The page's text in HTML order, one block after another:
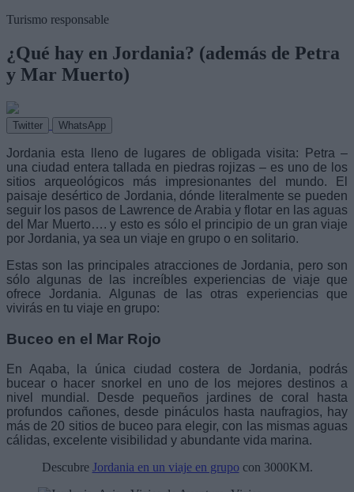
Turismo responsable
¿Qué hay en Jordania? (además de Petra
y Mar Muerto)
Twitter WhatsApp
Jordania esta lleno de lugares de obligada visita: Petra –
una ciudad entera tallada en piedras rojizas – es uno de los
sitios arqueológicos más impresionantes del mundo.
El
paisaje desértico de Jordania, dónde literalmente se pueden
seguir los pasos de Lawrence de Arabia y flotar en las aguas
del Mar Muerto…. y esto es sólo el principio de un gran viaje
por Jordania, ya sea un viaje en grupo o en solitario.
Estas son las principales atracciones de Jordania, pero son
sólo algunas de las increíbles experiencias de viaje que
ofrece Jordania. Algunas de las otras experiencias que
vivirás en tu viaje en grupo:
Buceo en el Mar Rojo
En Aqaba, la única ciudad costera de Jordania, podrás
bucear o hacer snorkel en uno de los mejores destinos a
nivel mundial. Desde pequeños jardines de coral hasta
profundos cañones, desde pináculos hasta naufragios, hay
más de 20 sitios de buceo para elegir, con las mismas aguas
cálidas, excelente visibilidad y abundante vida marina.
Descubre Jordania en un viaje en grupo con 3000KM.